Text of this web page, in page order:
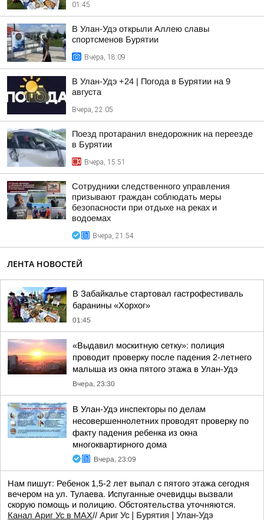
01:45
В Улан-Удэ открыли Аллею славы
спортсменов Бурятии
Вчера, 18:09
В Улан-Удэ +24 | Погода в Бурятии на 9
августа
Вчера, 22:05
Поезд протаранил внедорожник на переезде
в Бурятии
Вчера, 15:51
Сотрудники следственного управления
призывают граждан соблюдать меры
безопасности при отдыхе на реках и
водоемах
Вчера, 21:54
ЛЕНТА НОВОСТЕЙ
В Забайкалье стартовал гастрофестиваль
баранины «Хорхог»
01:45
«Выдавил москитную сетку»: полиция
проводит проверку после падения 2-летнего
малыша из окна пятого этажа в Улан-Удэ
Вчера, 23:30
В Улан-Удэ инспекторы по делам
несовершеннолетних проводят проверку по
факту падения ребенка из окна
многоквартирного дома
Вчера, 23:09
Нам пишут: Ребенок 1,5-2 лет выпал с пятого этажа сегодня
вечером на ул. Тулаева. Испуганные очевидцы вызвали
скорую помощь и полицию. Обстоятельства уточняются.
Канал Ариг Ус в MAX// Ариг Ус | Бурятия | Улан-Удэ